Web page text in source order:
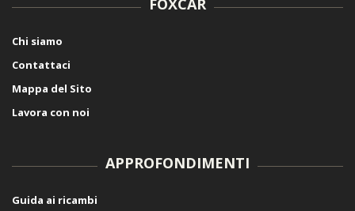
FOXCAR
Chi siamo
Contattaci
Mappa del Sito
Lavora con noi
APPROFONDIMENTI
Guida ai ricambi